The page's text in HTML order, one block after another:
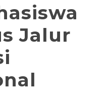
Jalur